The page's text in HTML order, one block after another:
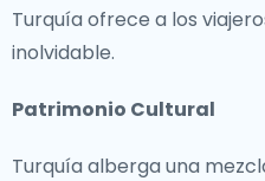
Turquía ofrece a los
inolvidable.
Patrimonio Cultural
Turquía alberga una